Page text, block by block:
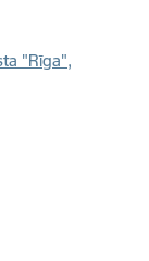
"Rīga",